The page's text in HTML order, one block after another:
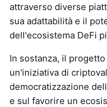
attraverso diverse
sua adattabilità e il
dell'ecosistema DeFi
In sostanza, il
un'iniziativa di
democratizzazione
e sul favorire un